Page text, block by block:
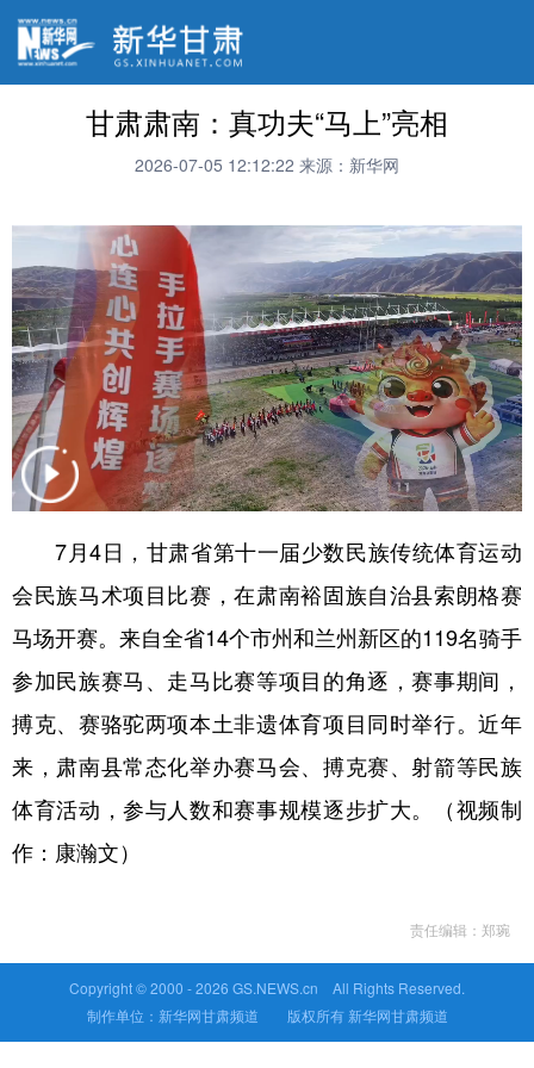
甘肃肃南：真功夫“马上”亮相
2026-07-05 12:12:22 来源：新华网
7月4日，甘肃省第十一届少数民族传统体育运动
会民族马术项目比赛，在肃南裕固族自治县索朗格赛
马场开赛。来自全省14个市州和兰州新区的119名骑手
参加民族赛马、走马比赛等项目的角逐，赛事期间，
搏克、赛骆驼两项本土非遗体育项目同时举行。近年
来，肃南县常态化举办赛马会、搏克赛、射箭等民族
体育活动，参与人数和赛事规模逐步扩大。（视频制
作：康瀚文）
责任编辑：郑琬
Copyright © 2000 -2026 GS.NEWS.cn All Rights Reserved.
制作单位：新华网甘肃频道 版权所有 新华网甘肃频道